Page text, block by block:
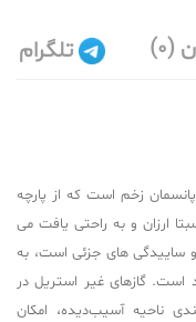
(0) تلگرام
زخم است که از پارچه
ارزان و به راحتی یافت می
ساییدگی های جزئی است، به
است. گازهای غیر استریل در
ناحیه آسیب‌دیده، امکان